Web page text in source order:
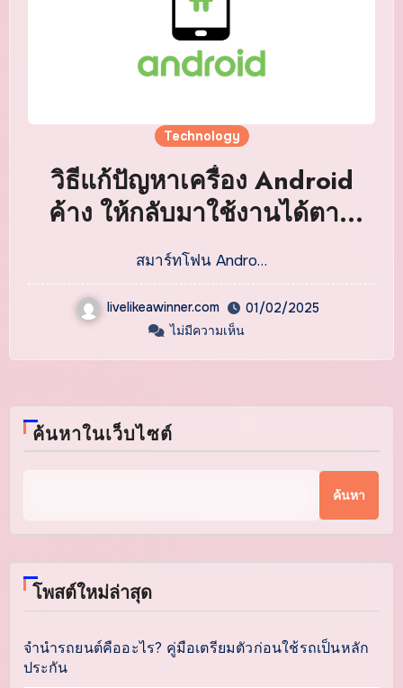
Technology
วิธีแก้ปัญหาเครื่อง Android
ค้าง ให้กลับมาใช้งานได้ตาม
ปกติ
สมาร์ทโฟน Andro…
livelikeawinner.com
01/02/2025
ไม่มีความเห็น
ค้นหาในเว็บไซต์
ค้นหา
โพสต์ใหม่ล่าสุด
จำนำรถยนต์คืออะไร? คู่มือเตรียมตัวก่อนใช้รถเป็นหลัก
ประกัน